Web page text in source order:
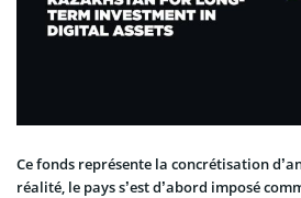
Ce fonds représente la concrétisation
réalité, le pays s’est d’abord imposé